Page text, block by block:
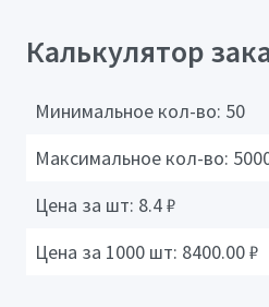
Калькулятор
Минимальное кол-во: 50
Максимальное кол-во:
Цена за шт: 8.4₽
Цена за 1000 шт: 8400.00₽